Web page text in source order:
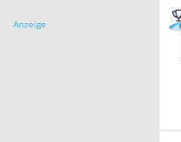
Anzeige